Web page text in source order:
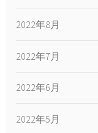
2022年8月
2022年7月
2022年6月
2022年5月